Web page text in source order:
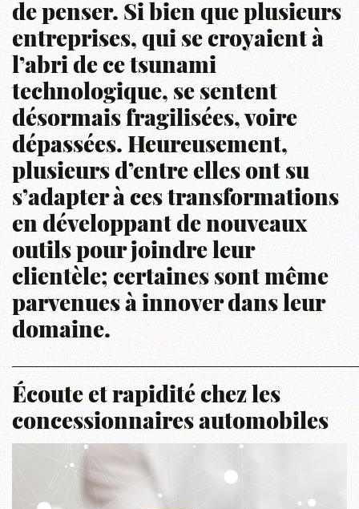
de penser. Si bien que plusieurs
entreprises, qui se croyaient à
l’abri de ce tsunami
technologique, se sentent
désormais fragilisées, voire
dépassées. Heureusement,
plusieurs d’entre elles ont su
s’adapter à ces transformations
en développant de nouveaux
outils pour joindre leur
clientèle; certaines sont même
parvenues à innover dans leur
domaine.
Écoute et rapidité chez les
concessionnaires automobiles